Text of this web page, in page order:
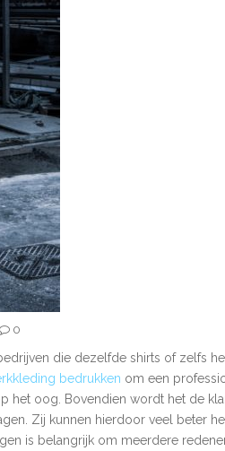
0
die dezelfde shirts of zelfs
bedrukken om een
het oog. Bovendien wordt het de
Zij kunnen hierdoor veel beter
is belangrijk om meerdere